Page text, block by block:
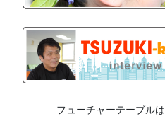
フューチャーテーブルは